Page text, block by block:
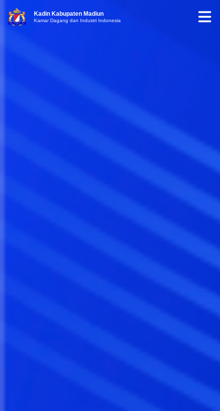
Kadin Kabupaten Madiun
Kamar Dagang dan Industri Indonesia